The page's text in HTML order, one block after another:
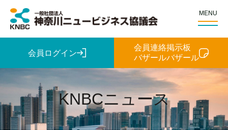
MENU
会員ログイン
会員連絡掲示板
バザールバザール
KNBCニュース